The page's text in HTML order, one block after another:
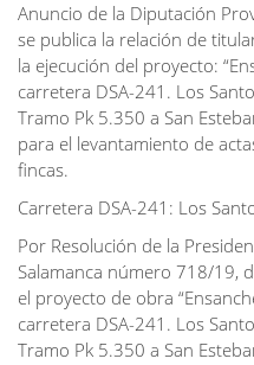
Anuncio de la Diputación
se publica la relación de
la ejecución del proyecto:
carretera DSA-241. Los
Tramo Pk 5.350 a San
para el levantamiento de
fincas.
Carretera DSA-241: Los
Por Resolución de la
Salamanca número 718/19,
el proyecto de obra
carretera DSA-241. Los
Tramo Pk 5.350 a San